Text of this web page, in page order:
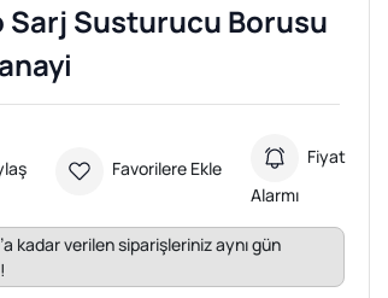
Sarj Susturucu Borusu
Favorilere Ekle
Fiyat
Alarmı
’a kadar verilen siparişleriniz aynı gün